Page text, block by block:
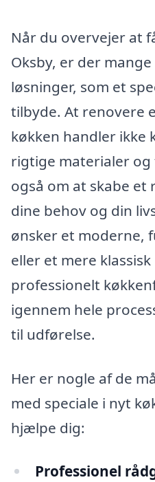
Når du overvejer at
Oksby, er der
løsninger, som et
tilbyde. At renovere
køkken handler ikke
rigtige materialer
også om at skabe et
dine behov og din
ønsker et moderne,
eller et mere
professionelt
igennem hele
til udførelse.
Her er nogle af de
med speciale i nyt
hjælpe dig:
Professionel